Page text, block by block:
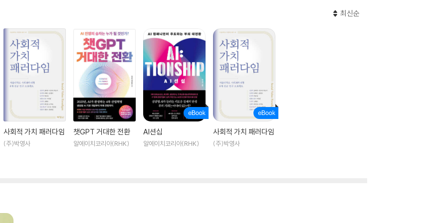
최신순
사회적 가치 패러다임
(주)박영사
챗GPT 거대한 전환
알에이치코리아(RHK)
AI션십
알에이치코리아(RHK)
사회적 가치 패러다임
(주)박영사